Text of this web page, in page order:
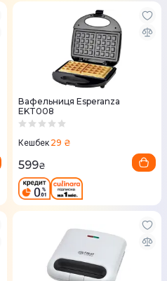
Вафельниця Esperanza
EKT008
Кешбек 29 ₴
599₴